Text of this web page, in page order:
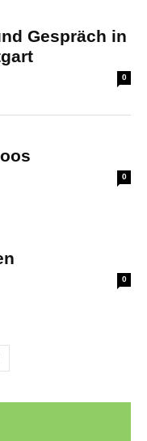
Gespräch in
0
0
0